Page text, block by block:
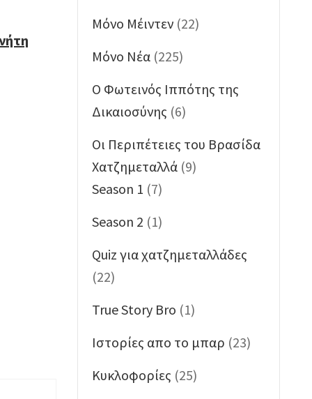
Mόνο Μέιντεν (22)
Mόνο Νέα (225)
O Φωτεινός Ιππότης της
Δικαιοσύνης (6)
Oι Περιπέτειες του Βρασίδα
Χατζημεταλλά (9)
Season 1 (7)
Season 2 (1)
Quiz για χατζημεταλλάδες
(22)
True Story Bro (1)
Ιστορίες απο το μπαρ (23)
Κυκλοφορίες (25)